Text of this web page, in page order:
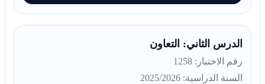
الدرس الثاني: التعاون
رقم الاختبار: 1258
السنة الدراسية: 2025/2026